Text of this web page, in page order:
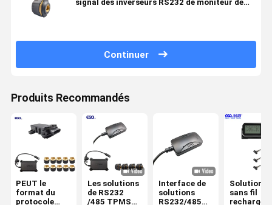
signal des inverseurs RS232 de moniteur de
Continuer
Produits Recommandés
PEUT le
format du
protocole
Les solutions
de RS232
/485 TPMS
Interface de
solutions
RS232/485
Solutions
sans fil